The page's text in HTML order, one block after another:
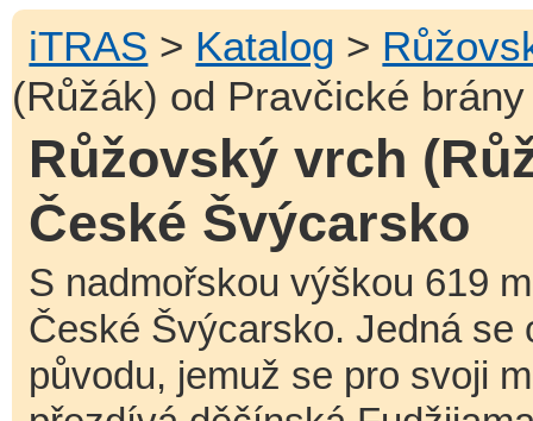
iTRAS > Katalog >
(Růžák) od Pravčické
Růžovský vrch
České Švýcarsko
S nadmořskou výškou 619
České Švýcarsko. Jedná
původu, jemuž se pro svoji